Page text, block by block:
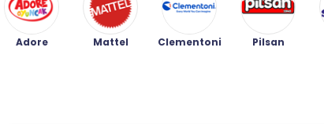
Adore Mattel Clementoni Pilsan